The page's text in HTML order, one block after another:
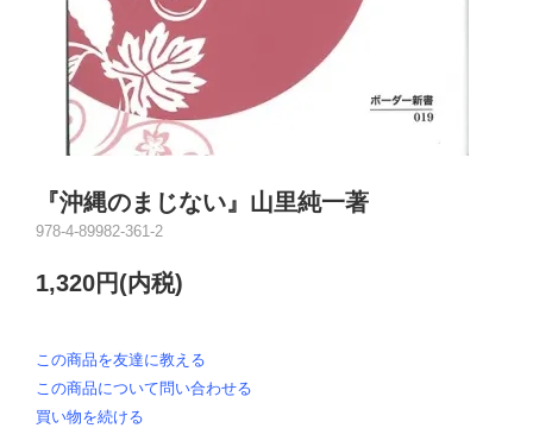
『沖縄のまじない』山里純一著
978-4-89982-361-2
1,320円(内税)
この商品を友達に教える
この商品について問い合わせる
買い物を続ける